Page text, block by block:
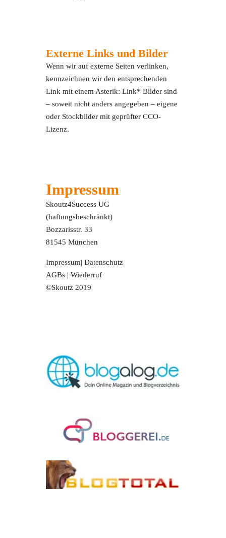
Externe Links und Bilder
Wenn wir auf externe Seiten verlinken,
kennzeichnen wir den entsprechenden
Link mit einem Asterik: Link* Bilder sind
– soweit nicht anders angegeben – eigene
oder Stockbilder mit geprüfter CCO-
Lizenz.
Impressum
Skoutz4Success UG
(haftungsbeschränkt)
Bozzarisstr. 33
81545 München
Impressum|Datenschutz
AGBs |Wiederruf
©Skoutz 2019